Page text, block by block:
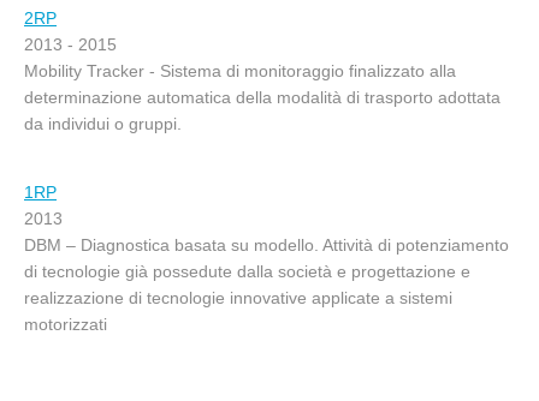
2RP
2013 - 2015
Mobility Tracker - Sistema di monitoraggio finalizzato alla
determinazione automatica della modalità di trasporto adottata
da individui o gruppi.
1RP
2013
DBM – Diagnostica basata su modello. Attività di potenziamento
di tecnologie già possedute dalla società e progettazione e
realizzazione di tecnologie innovative applicate a sistemi
motorizzati